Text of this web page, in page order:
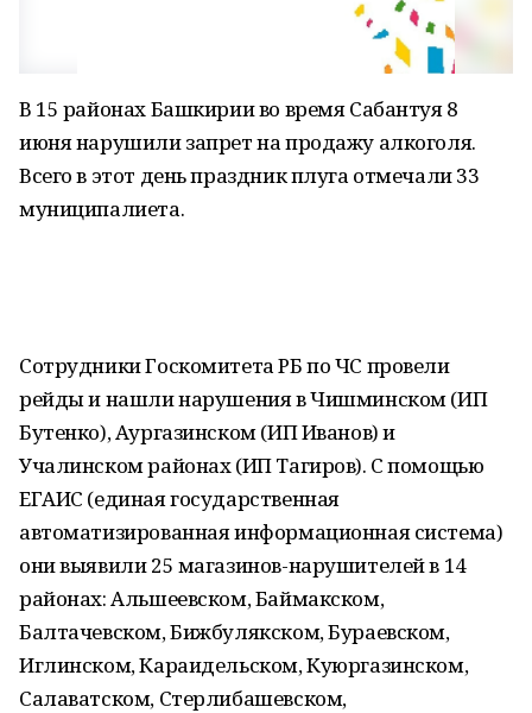
В 15 районах Башкирии во время Сабантуя 8
июня нарушили запрет на продажу алкоголя.
Всего в этот день праздник плуга отмечали 33
муниципалиета.
Сотрудники Госкомитета РБ по ЧС провели
рейды и нашли нарушения в Чишминском (ИП
Бутенко), Аургазинском (ИП Иванов) и
Учалинском районах (ИП Тагиров). С помощью
ЕГАИС (единая государственная
автоматизированная информационная система)
они выявили 25 магазинов-нарушителей в 14
районах: Альшеевском, Баймакском,
Балтачевском, Бижбулякском, Бураевском,
Иглинском, Караидельском, Куюргазинском,
Салаватском, Стерлибашевском,